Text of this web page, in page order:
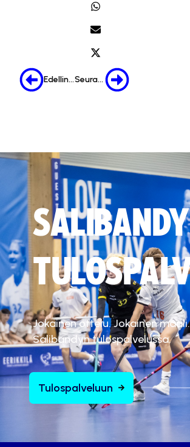
Edellinen Seuraava
Jokainen ottelu. Jokainen maali.
Salibandyn tulospalvelussa.
Tulospalveluun